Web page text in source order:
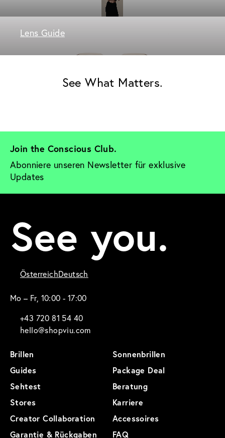
Lens Guide
See What Matters.
Join the Conscious Club.
Abonniere unseren Newsletter für exklusive
Updates
See you.
ÖsterreichDeutsch
Mo – Fr, 10:00 - 17:00
+43 720 81 54 40
hello@shopviu.com
Brillen
Sonnenbrillen
Guides
Package Deal
Sehtest
Beratung
Stores
Karriere
Creator Collaboration
Accessoires
Garantie & Rückgaben
FAQ